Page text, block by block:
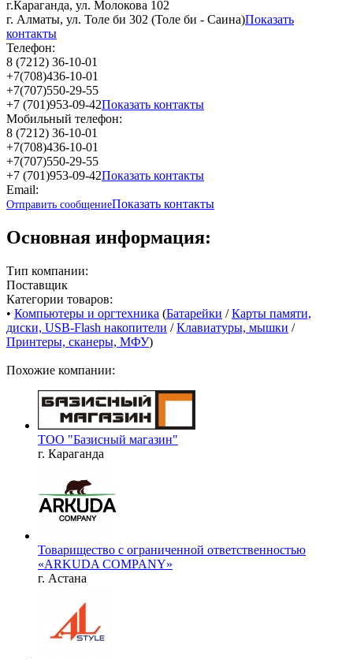
г.Караганда, ул. Молокова 102
г. Алматы, ул. Толе би 302 (Толе би - Саина)Показать
контакты
Телефон:
8 (7212) 36-10-01
+7(708)436-10-01
+7(707)550-29-55
+7 (701)953-09-42Показать контакты
Мобильный телефон:
8 (7212) 36-10-01
+7(708)436-10-01
+7(707)550-29-55
+7 (701)953-09-42Показать контакты
Email:
Отправить сообщениеПоказать контакты
Основная информация:
Тип компании:
Поставщик
Категории товаров:
• Компьютеры и оргтехника (Батарейки /Карты памяти,
диски, USB-Flash накопители /Клавиатуры, мышки /
Принтеры, сканеры, МФУ)
Похожие компании:
ТОО "Базисный магазин"
г. Караганда
Товарищество с ограниченной ответственностью
«ARKUDA COMPANY»
г. Астана